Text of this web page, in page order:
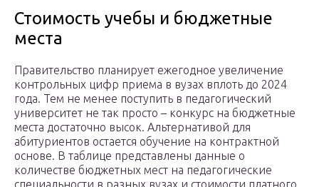
Стоимость учебы и бюджетные
места
Правительство планирует ежегодное увеличение
контрольных цифр приема в вузах вплоть до 2024
года. Тем не менее поступить в педагогический
университет не так просто – конкурс на бюджетные
места достаточно высок. Альтернативой для
абитуриентов остается обучение на контрактной
основе. В таблице представлены данные о
количестве бюджетных мест на педагогические
специальности в разных вузах и стоимости платного